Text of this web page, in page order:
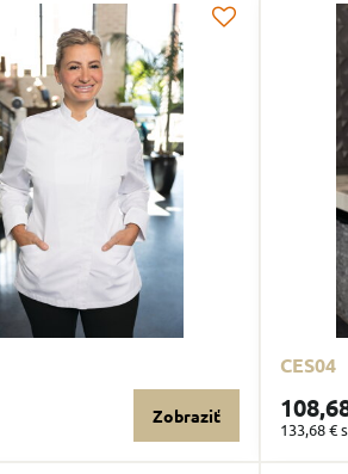
Zobraziť
CES04
133,68 €